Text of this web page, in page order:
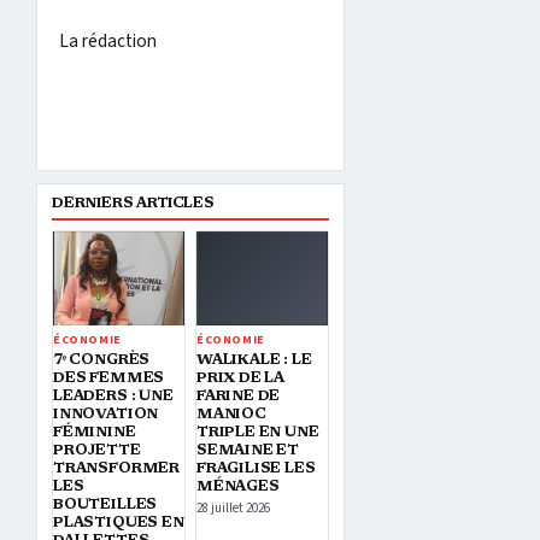
La rédaction
DERNIERS ARTICLES
ÉCONOMIE
7ᵉ CONGRÈS
DES FEMMES
LEADERS : UNE
INNOVATION
FÉMININE
PROJETTE
TRANSFORMER
LES
BOUTEILLES
PLASTIQUES EN
ÉCONOMIE
WALIKALE : LE
PRIX DE LA
FARINE DE
MANIOC
TRIPLE EN UNE
SEMAINE ET
FRAGILISE LES
MÉNAGES
28 juillet 2026